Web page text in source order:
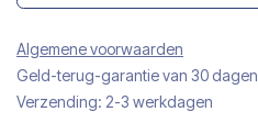
Algemene voorwaarden
Geld-terug-garantie van 30 dagen
Verzending: 2-3 werkdagen